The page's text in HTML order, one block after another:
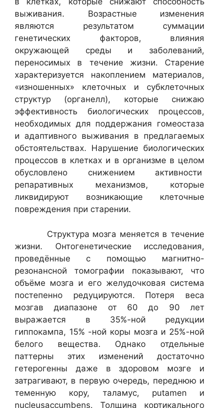
выживания. Возрастные изменения
являются результатом суммации
генетических факторов, влияния
окружающей среды и заболеваний,
переносимых в течение жизни. Старение
характеризуется накоплением материалов,
«изношенных» клеточных и субклеточных
структур (органелл), которые снижаю
эффективность биологических процессов,
необходимых для поддержания гомеостаза
и адаптивного выживания в предлагаемых
обстоятельствах. Нарушение биологических
процессов в клетках и в организме в целом
обусловлено снижением активности
репаративных механизмов, которые
ликвидируют возникающие клеточные
повреждения при старении.
Структура мозга меняется в течение
жизни. Онтогенетические исследования,
проведённые с помощью магнитно-
резонансной томографии показывают, что
объёме мозга и его желудочковая система
постепенно редуцируются. Потеря веса
мозгав диапазоне от 60 до 90 лет
выражается в 35%-ной редукции
гиппокампа, 15% -ной коры мозга и 25%-ной
белого вещества. Однако отдельные
паттерны этих изменений достаточно
гетерогенны даже в здоровом мозге и
затрагивают, в первую очередь, переднюю и
теменную кору, таламус, putamen и
nucleusaccumbens. Толщина кортикального